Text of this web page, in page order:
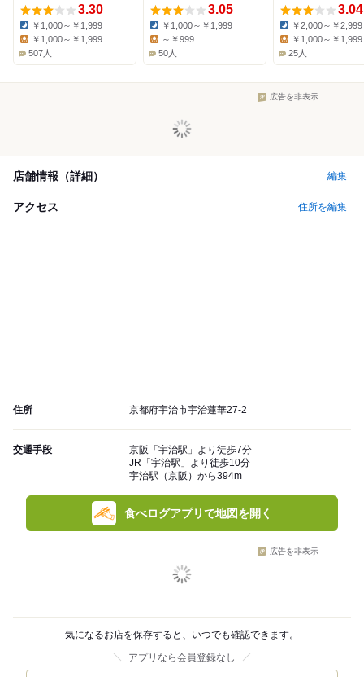
3.30
Dinner:
￥1,000～￥1,999
￥1,000～￥1,999
507人
3.05
Dinner:
￥1,000～￥1,999
Lunch:
～￥999
50人
3.04
Dinner:
￥2,000～￥2,999
Lunch:
￥1,000～￥1,999
25人
広告を非表示
店舗情報（詳細） 編集
アクセス 住所を編集
住所 京都府宇治市宇治蓮華27-2
交通手段
京阪「宇治駅」より徒歩7分
JR「宇治駅」より徒歩10分
宇治駅（京阪）から394m
食べログアプリで地図を開く
広告を非表示
気になるお店を保存すると、いつでも確認できます。
アプリなら会員登録なし